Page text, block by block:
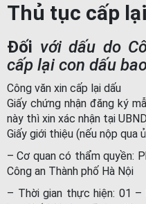
Thủ tục cấp
Đối với dấu do
cấp lại con dấu
Công văn xin cấp lại dấu
Giấy chứng nhận đăng ký
này thì xin xác nhận tại
Giấy giới thiệu (nếu nộp qua
– Cơ quan có thẩm quyền:
Công an Thành phố Hà Nội
– Thời gian thực hiện: 01